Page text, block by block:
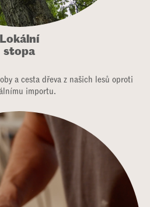
Lokální
stopa
a cesta dřeva z našich lesů oproti
importu.